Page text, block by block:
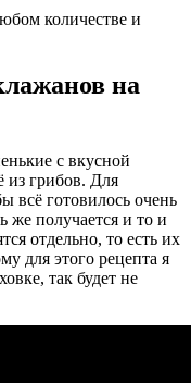
количестве и
на
с вкусной
из грибов. Для
всё готовилось очень
же получается и то и
отдельно, то есть их
для этого рецепта я
так будет не